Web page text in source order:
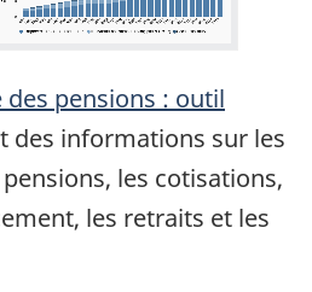
pensions : outil
des informations sur les
les cotisations,
les retraits et les